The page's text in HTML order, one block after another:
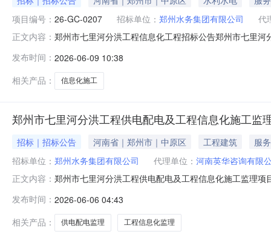
项目编号： 26-GC-0207 招标单位： 郑州水务集团有限公司
代
正文内容： 郑州市七里河分洪工程信息化工程招标公告郑州市七里
智博国际工程咨询有限公司。项目已具备招标条件，现
分洪工程信
发布时间： 2026-06-09 10:38
相关产品：
信息化施工
郑州市七里河分洪工程供电配电及工程信息化施工监
招标｜招标公告 河南省｜郑州市｜中原区 工程建筑
服务
招标单位： 郑州水务集团有限公司 代理单位： 河南英华咨询有限
正文内容： 郑州市七里河分洪工程供电配电及工程信息化施工监理
实，采购代理机构为河南英华咨询有限公司。现对该项
工程新开挖河道工程约1.02km，南干渠扩
发布时间： 2026-06-06 04:43
相关产品：
供电配电监理 工程信息化监理